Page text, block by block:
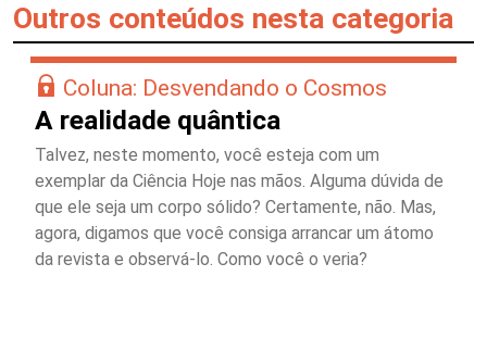
Outros conteúdos nesta categoria
Coluna: Desvendando o Cosmos
A realidade quântica
Talvez, neste momento, você esteja com um
exemplar da Ciência Hoje nas mãos. Alguma dúvida de
que ele seja um corpo sólido? Certamente, não. Mas,
agora, digamos que você consiga arrancar um átomo
da revista e observá-lo. Como você o veria?